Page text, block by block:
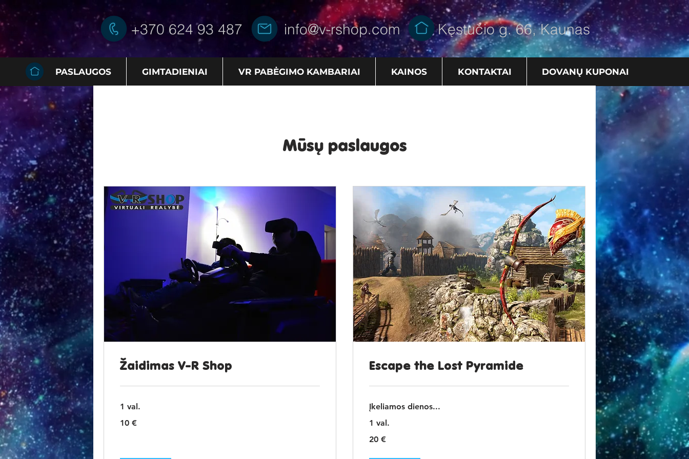
+370 624 93 487 info@v-rshop.com Kęstučio g. 66, Kaunas
PASLAUGOS GIMTADIENIAI VR PABĖGIMO KAMBARIAI KAINOS KONTAKTAI DOVANŲ KUPONAI
Mūsų paslaugos
Žaidimas V-R Shop
1 val.
eurų
10 €
Escape the Lost Pyramide
Įkeliamos dienos...
1 val.
eurų
20 €